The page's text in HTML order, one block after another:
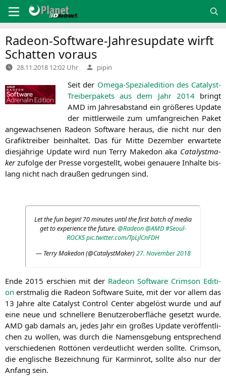
Inhalt
springen
Radeon-Software-Jahresupdate wirft
Schatten voraus
28.11.2018 12:02 Uhr Verfasst
von
pipin
Seit der Ome­ga-Spe­zia­ledi­ti­on des Cata­lyst-
Trei­ber­pa­kets aus dem Jahr 2014bringt
AMD im Jah­res­ab­stand ein grö­ße­res Update
der mitt­ler­wei­le zum umfang­rei­chen Paket
ange­wach­se­nen Rade­on Soft­ware her­aus, die nicht nur den
Gra­fik­trei­ber beinhal­tet. Das für Mit­te Dezem­ber erwar­te­te
dies­jäh­ri­ge Update wird nun Ter­ry Make­don aka Cata­lyst­ma­
kerzufol­ge der Pres­se vor­ge­stellt, wobei genaue­re Inhal­te bis­
lang nicht nach drau­ßen gedrun­gen sind.
Let the fun begin! 70 minu­tes until the first batch of media
get to expe­ri­ence the future. @Radeon@AMD#Seoul­
ROCKSpic.twitter.com/TpLjlCnFDH
— Ter­ry Make­don (@CatalystMaker) 27. Novem­ber 2018
Ende 2015 erschien mit der Rade­on Soft­ware Crims­on Edi­ti­
on erst­ma­lig die Rade­on Soft­ware Suite, mit der vor allem das
13 Jah­re alte Cata­lyst Con­trol Cen­ter abge­löst wur­de und auf
eine neue und schnel­le­re Benut­zer­ober­flä­che gesetzt wur­de.
AMD gab damals an, jedes Jahr ein gro­ßes Update ver­öf­fent­li­
chen zu wol­len, was durch die Namens­ge­bung ent­spre­chend
ver­schie­de­nen Rot­tö­nen ver­deut­licht wer­den soll­te. Crims­on,
die eng­li­sche Bezeich­nung für Kar­min­rot, soll­te also nur der
Anfang sein.